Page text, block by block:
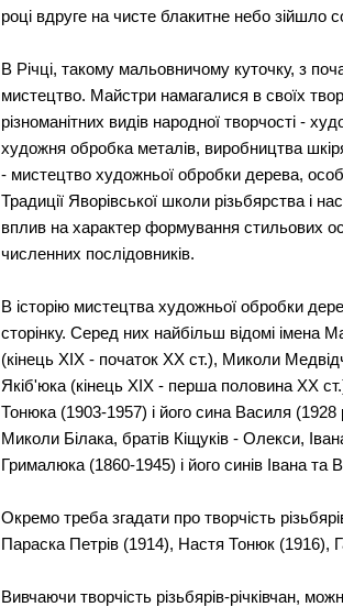
році вдруге на чисте блакитне небо зійшло
В Річці, такому мальовничому куточку, з
мистецтво. Майстри намагалися в своїх
різноманітних видів народної творчості -
художня обробка металів, виробництва
- мистецтво художньої обробки дерева,
Традиції Яворівської школи різьбярства і
вплив на характер формування стильових
численних послідовників.
В історію мистецтва художньої обробки
сторінку. Серед них найбільш відомі
(кінець ХІХ - початок ХХ ст.), Миколи
Якіб'юка (кінець ХІХ - перша половина ХХ
Тонюка (1903-1957) і його сина Василя
Миколи Білака, братів Кіщуків - Олекси,
Грималюка (1860-1945) і його синів Івана та
Окремо треба згадати про творчість
Параска Петрів (1914), Настя Тонюк (1916),
Вивчаючи творчість різьбярів-річківчан,